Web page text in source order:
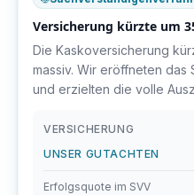
Versicherung kürzte um
Die Kaskoversicherung
massiv. Wir eröffneten
und erzielten die volle
VERSICHERUNG
UNSER GUTACHTEN
Erfolgsquote im SVV